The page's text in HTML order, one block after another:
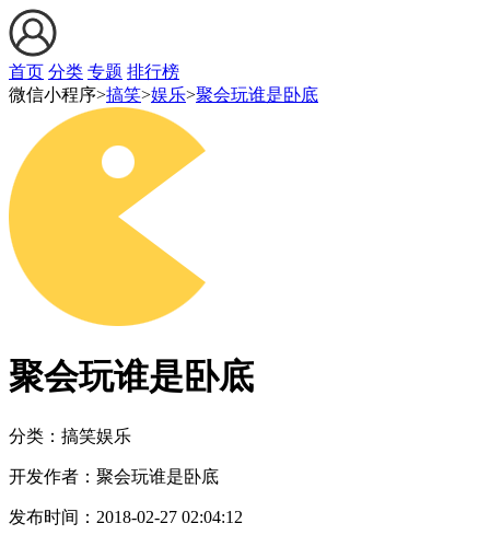
首页 分类 专题 排行榜
微信小程序>搞笑>娱乐>聚会玩谁是卧底
聚会玩谁是卧底
分类：搞笑娱乐
开发作者： 聚会玩谁是卧底
发布时间： 2018-02-27 02:04:12